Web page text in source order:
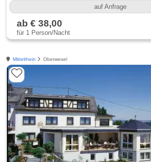
auf Anfrage
ab € 38,00
für 1 Person/Nacht
Mittelrhein Oberwesel